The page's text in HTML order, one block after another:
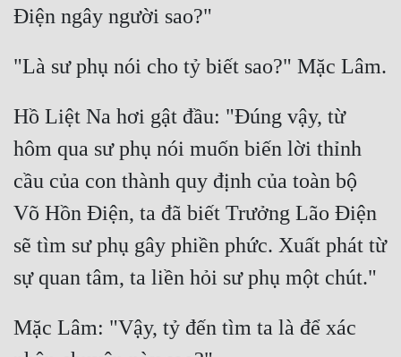
Hồ Liệt Na hơi gật đầu: "Đúng vậy, từ
hôm qua sư phụ nói muốn biến lời thỉnh
cầu của con thành quy định của toàn bộ
Võ Hồn Điện, ta đã biết Trưởng Lão Điện
sẽ tìm sư phụ gây phiền phức. Xuất phát từ
Mặc Lâm: "Vậy, tỷ đến tìm ta là để xác